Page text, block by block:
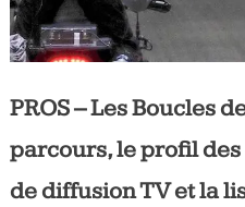
PROS – Les Boucles
parcours, le profil
de diffusion TV et la